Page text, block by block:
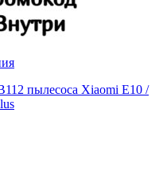
пылесоса Xiaomi E10 /